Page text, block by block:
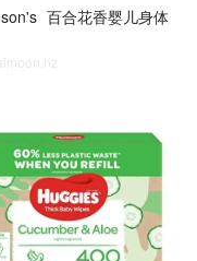
百合花香婴儿身体